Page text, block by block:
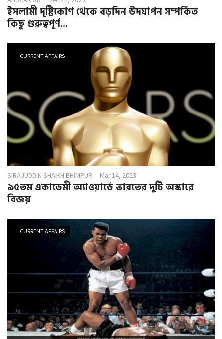
ইসলামী দৃষ্টিকোণ থেকে বড়দিন উদযাপন সম্পর্কিত
কিছু গুরুত্বপূর্ণ...
CURRENT AFFAIRS
SIRAJUDDIN SHAIKH BHIMPUR Mar 14, 2023
৯৫তম একাডেমী অ্যাওয়ার্ডে ভারতের দুটি অস্কারে
বিজয়
CURRENT AFFAIRS